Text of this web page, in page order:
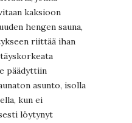
kaksioon
hengen sauna,
riittää ihan
päädyttiin
asunto, isolla
kun ei
löytynyt